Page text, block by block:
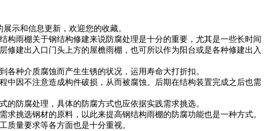
示和信息更新，欢迎您的收藏。
雨棚关于钢结构修建来说防腐处理是十分的重要，尤其是一些长时间
建出入口门头上方的屋檐雨棚，也可所以作为阳台或是各种修建出入
种介质腐蚀而产生生锈的状况，运用寿命大打折扣。
因不注意造成构件破损，从而被腐蚀。后期在结构装置完成之后也需
防腐处理，具体的防腐方式也应依据实践需求挑选。
挑选钢材的原料，以此来提高钢结构雨棚的防腐功能也是一种方式。
质量要求等各方面也是十分重视。